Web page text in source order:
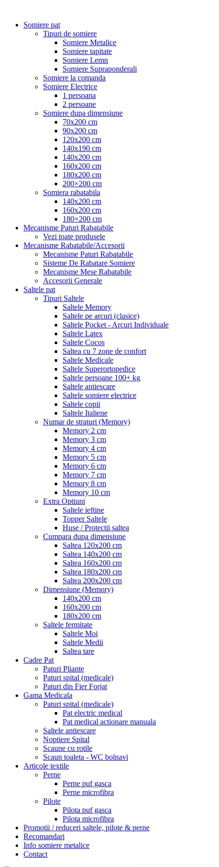
Somiere pat
Tipuri de somiere
Somiere Metalice
Somiere tapitate
Somiere Lemn
Somiere Supraponderali
Somiere la comanda
Somiere Electrice
1 persoana
2 persoane
Somiere dupa dimensiune
70x200 cm
90x200 cm
120x200 cm
140x190 cm
140x200 cm
160x200 cm
180x200 cm
200×200 cm
Somiera rabatabila
140x200 cm
160x200 cm
180×200 cm
Mecanisme Paturi Rabatabile
Vezi toate produsele
Mecanisme Rabatabile/Accesorii
Mecanisme Paturi Rabatabile
Sisteme De Rabatare Somiere
Mecanisme Mese Rabatabile
Accesorii Generale
Saltele pat
Tipuri Saltele
Saltele Memory
Saltele pe arcuri (clasice)
Saltele Pocket - Arcuri Individuale
Saltele Latex
Saltele Cocos
Saltea cu 7 zone de confort
Saltele Medicale
Saltele Superortopedice
Saltele persoane 100+ kg
Saltele antiescare
Saltele somiere electrice
Saltele copii
Saltele Italiene
Numar de straturi (Memory)
Memory 2 cm
Memory 3 cm
Memory 4 cm
Memory 5 cm
Memory 6 cm
Memory 7 cm
Memory 8 cm
Memory 10 cm
Extra Optiuni
Saltele ieftine
Topper Saltele
Huse / Protectii saltea
Cumpara dupa dimensiune
Saltea 120x200 cm
Saltea 140x200 cm
Saltea 160x200 cm
Saltea 180x200 cm
Saltea 200x200 cm
Dimensiune (Memory)
140x200 cm
160x200 cm
180x200 cm
Saltele fermitate
Saltele Moi
Saltele Medii
Saltea tare
Cadre Pat
Paturi Pliante
Paturi spital (medicale)
Paturi din Fier Forjat
Gama Medicala
Paturi spital (medicale)
Pat electric medical
Pat medical actionare manuala
Saltele antiescare
Noptiere Spital
Scaune cu rotile
Scaun toaleta - WC bolnavi
Articole textile
Perne
Perne puf gasca
Perne microfibra
Pilote
Pilota puf gasca
Pilota microfibra
Promotii / reduceri saltele, pilote & perne
Recomandari
Info somiere metalice
Contact